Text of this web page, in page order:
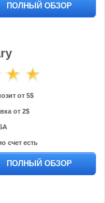
ПОЛНЫЙ ОБЗОР
от 5$
от 2$
счет есть
ПОЛНЫЙ ОБЗОР